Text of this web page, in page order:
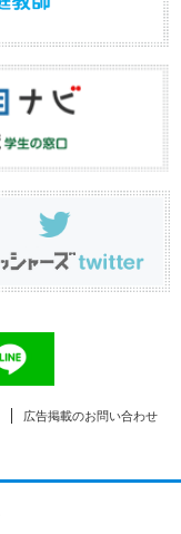
広告掲載のお問い合わせ